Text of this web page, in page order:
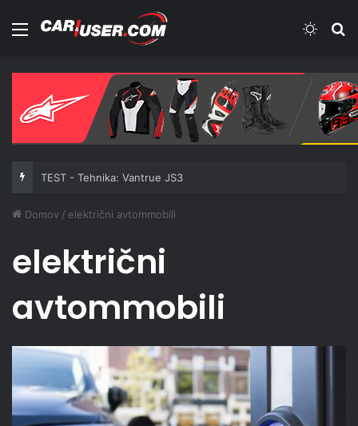
Meni
TEST - Tehnika: Vantrue JS3
Domov / električni avtommobili
električni
avtommobili